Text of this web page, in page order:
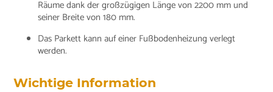
Räume dank der großzügigen Länge von 2200 mm und
seiner Breite von 180 mm.
Das Parkett kann auf einer Fußbodenheizung verlegt
werden.
Wichtige Information